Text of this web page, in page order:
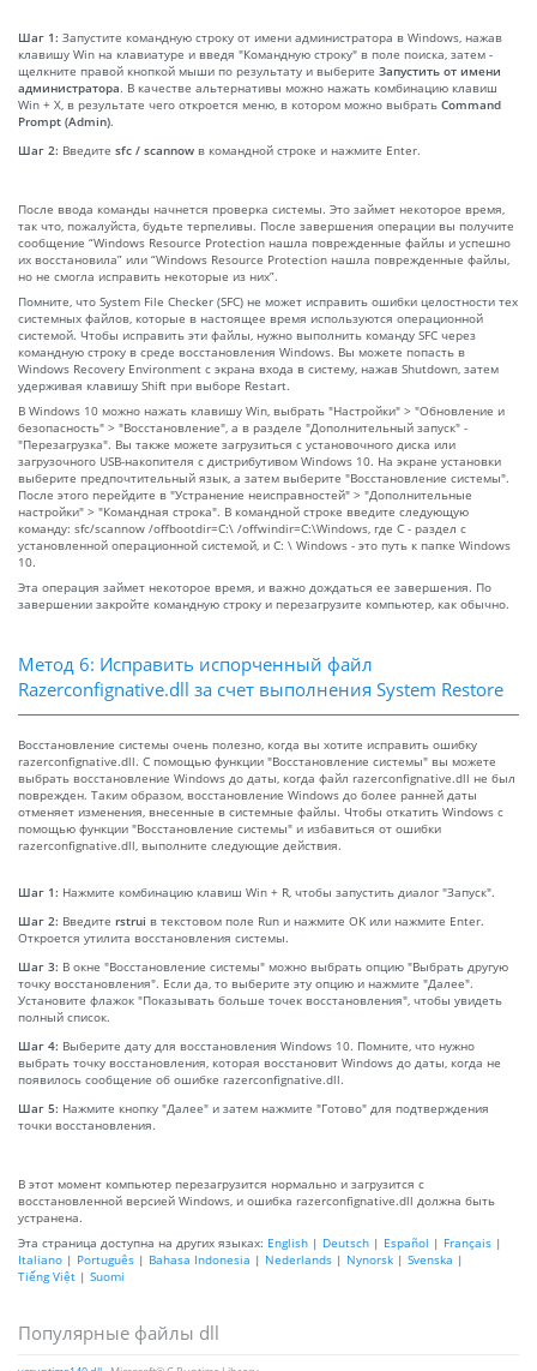
Шаг 1: Запустите командную строку от имени администратора в Windows, нажав
клавишу Win на клавиатуре и введя "Командную строку" в поле поиска, затем -
щелкните правой кнопкой мыши по результату и выберите Запустить от имени
администратора. В качестве альтернативы можно нажать комбинацию клавиш
Win + X, в результате чего откроется меню, в котором можно выбрать Command
Prompt (Admin).
Шаг 2: Введите sfc / scannow в командной строке и нажмите Enter.
После ввода команды начнется проверка системы. Это займет некоторое время,
так что, пожалуйста, будьте терпеливы. После завершения операции вы получите
сообщение “Windows Resource Protection нашла поврежденные файлы и успешно
их восстановила” или “Windows Resource Protection нашла поврежденные файлы,
но не смогла исправить некоторые из них”.
Помните, что System File Checker (SFC) не может исправить ошибки целостности тех
системных файлов, которые в настоящее время используются операционной
системой. Чтобы исправить эти файлы, нужно выполнить команду SFC через
командную строку в среде восстановления Windows. Вы можете попасть в
Windows Recovery Environment с экрана входа в систему, нажав Shutdown, затем
удерживая клавишу Shift при выборе Restart.
В Windows 10 можно нажать клавишу Win, выбрать "Настройки" > "Обновление и
безопасность" > "Восстановление", а в разделе "Дополнительный запуск" -
"Перезагрузка". Вы также можете загрузиться с установочного диска или
загрузочного USB-накопителя с дистрибутивом Windows 10. На экране установки
выберите предпочтительный язык, а затем выберите "Восстановление системы".
После этого перейдите в "Устранение неисправностей" > "Дополнительные
настройки" > "Командная строка". В командной строке введите следующую
команду: sfc/scannow /offbootdir=C:\ /offwindir=C:\Windows, где C - раздел с
установленной операционной системой, и C: \ Windows - это путь к папке Windows
10.
Эта операция займет некоторое время, и важно дождаться ее завершения. По
завершении закройте командную строку и перезагрузите компьютер, как обычно.
Метод 6: Исправить испорченный файл
Razerconfignative.dll за счет выполнения System Restore
Восстановление системы очень полезно, когда вы хотите исправить ошибку
razerconfignative.dll. С помощью функции "Восстановление системы" вы можете
выбрать восстановление Windows до даты, когда файл razerconfignative.dll не был
поврежден. Таким образом, восстановление Windows до более ранней даты
отменяет изменения, внесенные в системные файлы. Чтобы откатить Windows с
помощью функции "Восстановление системы" и избавиться от ошибки
razerconfignative.dll, выполните следующие действия.
Шаг 1: Нажмите комбинацию клавиш Win + R, чтобы запустить диалог "Запуск".
Шаг 2: Введите rstrui в текстовом поле Run и нажмите OK или нажмите Enter.
Откроется утилита восстановления системы.
Шаг 3: В окне "Восстановление системы" можно выбрать опцию "Выбрать другую
точку восстановления". Если да, то выберите эту опцию и нажмите "Далее".
Установите флажок "Показывать больше точек восстановления", чтобы увидеть
полный список.
Шаг 4: Выберите дату для восстановления Windows 10. Помните, что нужно
выбрать точку восстановления, которая восстановит Windows до даты, когда не
появилось сообщение об ошибке razerconfignative.dll.
Шаг 5: Нажмите кнопку "Далее" и затем нажмите "Готово" для подтверждения
точки восстановления.
В этот момент компьютер перезагрузится нормально и загрузится с
восстановленной версией Windows, и ошибка razerconfignative.dll должна быть
устранена.
Эта страница доступна на других языках: English | Deutsch | Español | Français |
Italiano | Português | Bahasa Indonesia | Nederlands | Nynorsk | Svenska |
Tiếng Việt | Suomi
Популярные файлы dll